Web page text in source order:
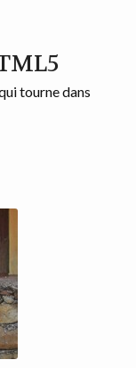
tourne dans